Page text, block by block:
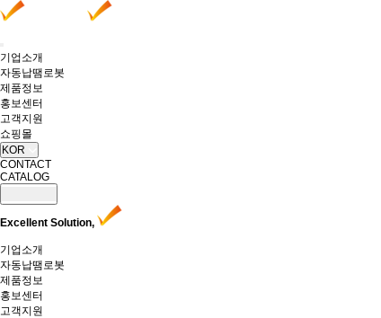
기업소개
자동납땜로봇
제품정보
홍보센터
고객지원
쇼핑몰
KOR
CONTACT
CATALOG
Excellent Solution,
기업소개
자동납땜로봇
제품정보
홍보센터
고객지원